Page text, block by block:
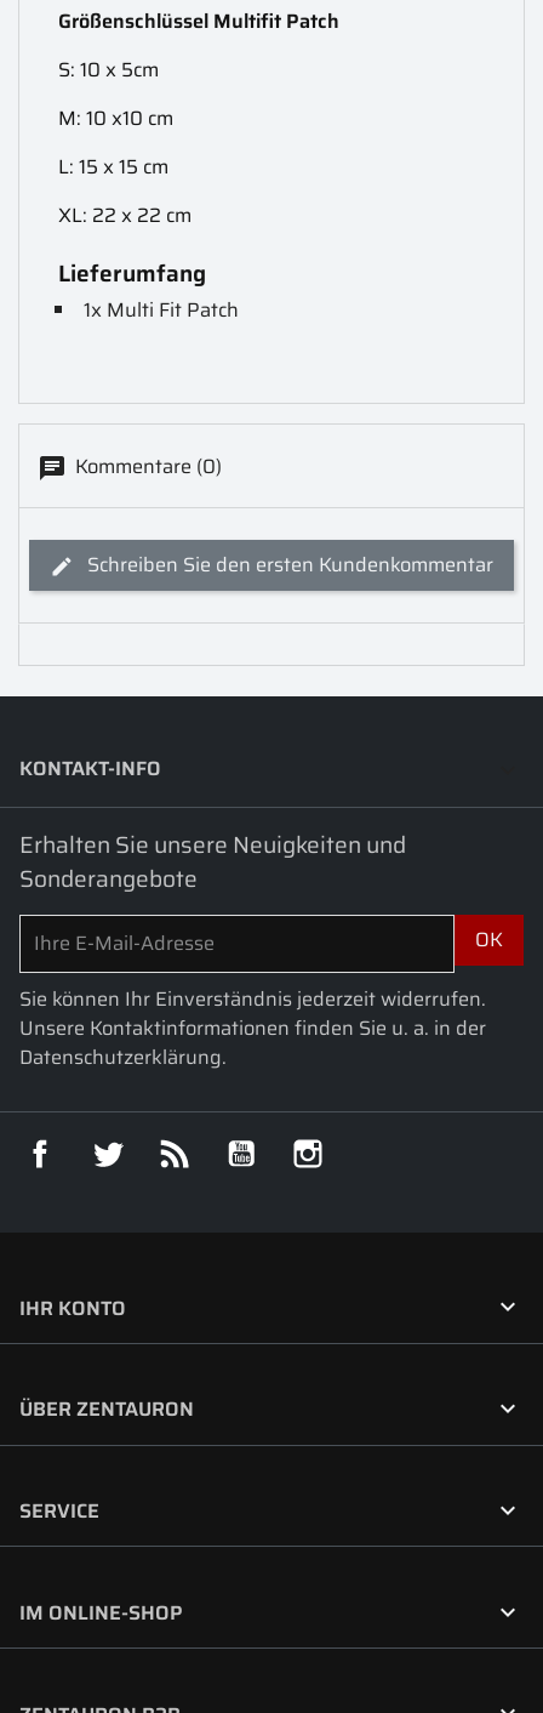
Größenschlüssel Multifit Patch
S: 10 x 5cm
M: 10 x10 cm
L: 15 x 15 cm
XL: 22 x 22 cm
Lieferumfang
1x Multi Fit Patch
Kommentare (0)
Schreiben Sie den ersten Kundenkommentar
KONTAKT-INFO
Erhalten Sie unsere Neuigkeiten und
Sonderangebote
Sie können Ihr Einverständnis jederzeit widerrufen.
Unsere Kontaktinformationen finden Sie u. a. in der
Datenschutzerklärung.
Facebook Twitter RSS YouTube
IHR KONTO 
ÜBER ZENTAURON 
SERVICE 
IM ONLINE-SHOP 